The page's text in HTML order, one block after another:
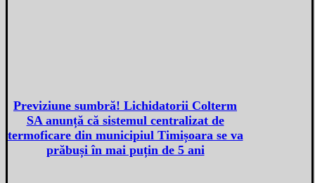
Previziune sumbră! Lichidatorii Colterm
SA anunță că sistemul centralizat de
termoficare din municipiul Timișoara se va
prăbuși în mai puțin de 5 ani